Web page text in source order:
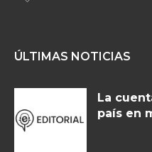
ÚLTIMAS NOTICIAS
La
país en